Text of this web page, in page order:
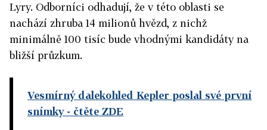
Lyry. Odborníci odhadují, že v této oblasti se
nachází zhruba 14 milionů hvězd, z nichž
minimálně 100 tisíc bude vhodnými kandidáty na
bližší průzkum.
Vesmírný dalekohled Kepler poslal své první
snímky- čtěte ZDE